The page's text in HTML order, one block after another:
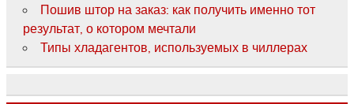
Пошив штор на заказ: как получить именно тот
результат, о котором мечтали
Типы хладагентов, используемых в чиллерах